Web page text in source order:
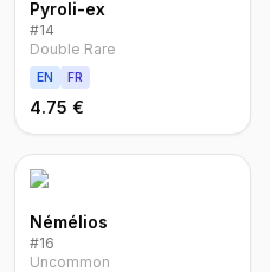
Pyroli-ex
#14
Double Rare
EN FR
4.75 €
Némélios
#16
Uncommon